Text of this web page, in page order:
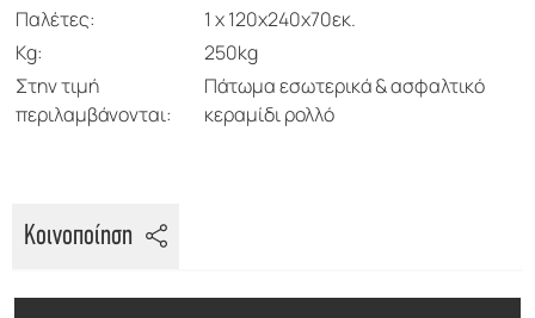
Παλέτες:
1 x 120x240x70εκ.
Kg:
250kg
Στην τιμή
περιλαμβάνονται:
Πάτωμα εσωτερικά & ασφαλτικό
κεραμίδι ρολλό
Κοινοποίηση